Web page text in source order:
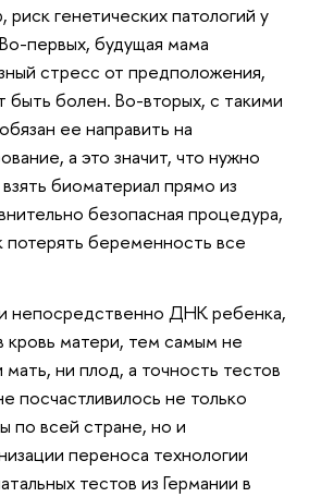
генетических патологий у
первых, будущая мама
стресс от предположения,
болен. Во-вторых, с такими
ее направить на
а это значит, что нужно
биоматериал прямо из
безопасная процедура,
беременность все
непосредственно ДНК ребенка,
кровь матери, тем самым не
мать, ни плод, а точность тестов
посчастливилось не только
по всей стране, но и
переноса технологии
тестов из Германии в